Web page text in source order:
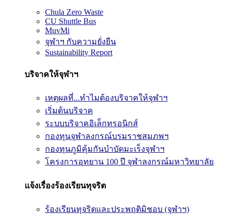
Chula Zero Waste
CU Shuttle Bus
MuvMi
จุฬาฯ กับความยั่งยืน
Sustainability Report
บริจาคให้จุฬาฯ
เหตุผลที่...ทำไมต้องบริจาคให้จุฬาฯ
เริ่มต้นบริจาค
ระบบบริจาคอิเล็กทรอนิกส์
กองทุนจุฬาลงกรณ์บรมราชสมภพฯ
กองทุนภูมิคุ้มกันบำบัดมะเร็งจุฬาฯ
โครงการอุทยาน 100 ปี จุฬาลงกรณ์มหาวิทยาลัย
แจ้งเรื่องร้องเรียนทุจริต
ร้องเรียนทุจริตและประพฤติมิชอบ (จุฬาฯ)